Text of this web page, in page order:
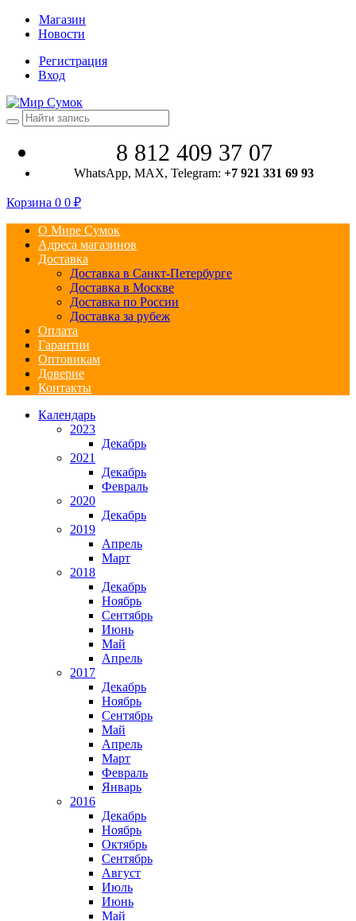
Магазин
Новости
Регистрация
Вход
8 812 409 37 07
WhatsApp, MAX, Telegram: +7 921 331 69 93
Корзина 0 0 ₽
О Мире Сумок
Адреса магазинов
Доставка
Доставка в Санкт-Петербурге
Доставка в Москве
Доставка по России
Доставка за рубеж
Оплата
Гарантии
Оптовикам
Доверие
Контакты
Календарь
2023
Декабрь
2021
Декабрь
Февраль
2020
Декабрь
2019
Апрель
Март
2018
Декабрь
Ноябрь
Сентябрь
Июнь
Май
Апрель
2017
Декабрь
Ноябрь
Сентябрь
Май
Апрель
Март
Февраль
Январь
2016
Декабрь
Ноябрь
Октябрь
Сентябрь
Август
Июль
Июнь
Май